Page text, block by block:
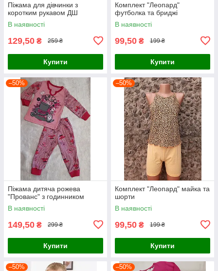
Піжама для дівчинки з
коротким рукавом ДШ
В наявності
129,50 ₴ 259 ₴
Купити
Комплект "Леопард"
футболка та бриджі
В наявності
99,50 ₴ 199 ₴
Купити
–50%
Піжама дитяча рожева
"Прованс" з годинником
В наявності
149,50 ₴ 299 ₴
Купити
–50%
Комплект "Леопард" майка та
шорти
В наявності
99,50 ₴ 199 ₴
Купити
–50% –50%